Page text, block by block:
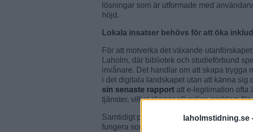
laholmstidning.se
lösningar som är utformade med
höjd.
Lokala insatser behövs för att öka
För att motverka det växande
Laholm, där bibliotek och studieförbund
invånare. Det handlar om att skapa trygga
i det digitala landskapet utan att känna sig
sin senaste rapport att e-legitimation ofta
tjänster, vilket skapar allvarliga problem
Samtidigt pågår ett nationellt arbete med
fungera som ett komplement till de privata